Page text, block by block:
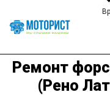
Ремонт
(Рено